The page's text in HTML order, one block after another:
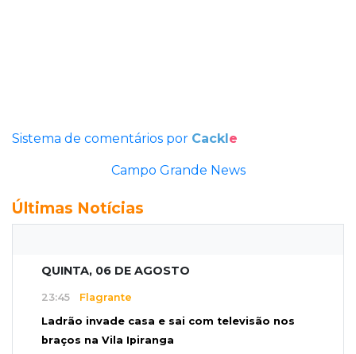
Sistema de comentários por Cackle
Campo Grande News
Últimas Notícias
QUINTA, 06 DE AGOSTO
23:45 Flagrante
Ladrão invade casa e sai com televisão nos
braços na Vila Ipiranga